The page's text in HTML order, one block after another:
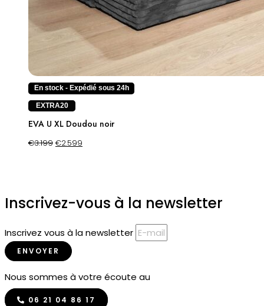
En stock - Expédié sous 24h
EXTRA20
EVA U XL Doudou noir
€3.199 €2.599
Inscrivez-vous à la newsletter
Inscrivez vous à la newsletter
ENVOYER
Nous sommes à votre écoute au
06 21 04 86 17